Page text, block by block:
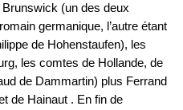
(un des deux
germanique, l’autre étant
de Hohenstaufen), les
les comtes de Hollande, de
de Dammartin) plus Ferrand
de Hainaut . En fin de